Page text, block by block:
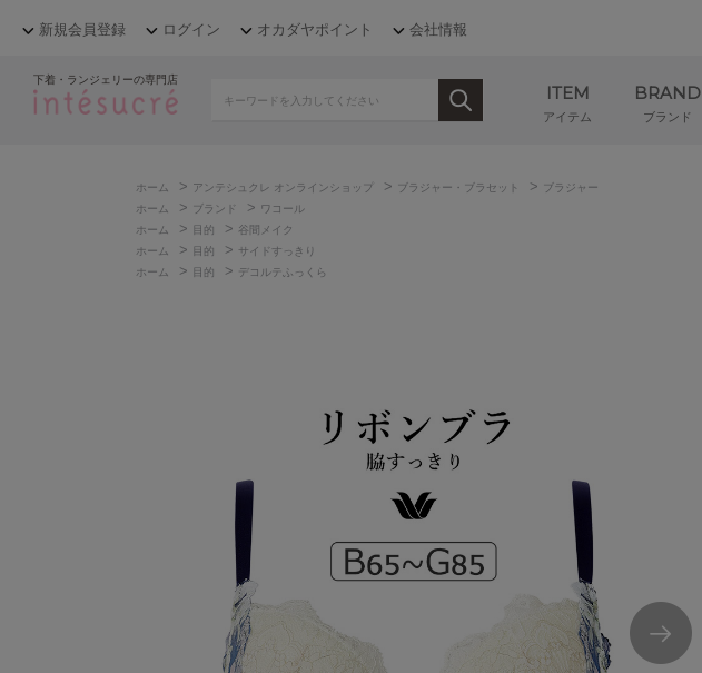
新規会員登録 ログイン オカダヤポイント 会社情報
下着・ランジェリーの専門店
ITEM
アイテム
BRAND
ブランド
ホーム > アンテシュクレ オンラインショップ > ブラジャー・ブラセット > ブラジャー
ホーム
> ブランド > ワコール
ホーム
> 目的 > 谷間メイク
ホーム
> 目的 > サイドすっきり
ホーム
> 目的 > デコルテふっくら